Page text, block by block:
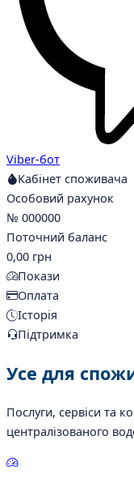
Viber-бот
Кабінет споживача
Особовий рахунок
№ 000000
Поточний баланс
0,00 грн
Покази
Оплата
Історія
Підтримка
Усе для
Послуги, сервіси та
централізованого